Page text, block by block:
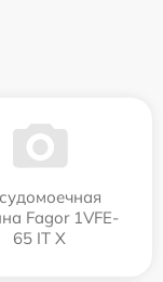
Fagor 1VFE-
65 IT X